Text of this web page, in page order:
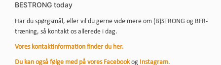
BESTRONG today
Har du spørgsmål, eller vil du gerne vide mere om (B)STRONG og BFR-
træning, så kontakt os allerede i dag.
Vores kontaktinformation finder du her.
Du kan også følge med på vores Facebookog Instagram.